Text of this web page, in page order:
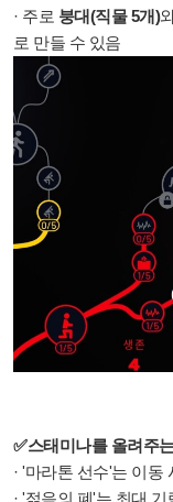
· 주로 붕대(직물 5개)
로 만들 수 있음
✅스태미나를 올려주
· '마라톤 선수'는 이동